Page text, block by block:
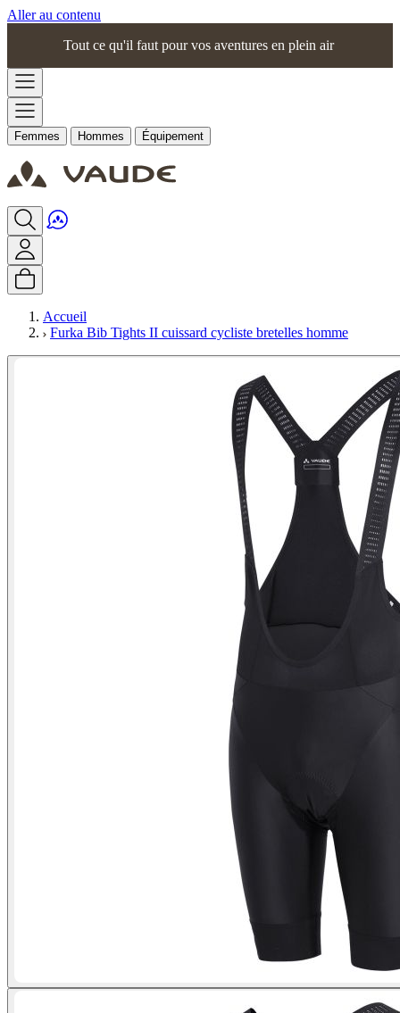
Aller au contenu
Tout ce qu'il faut pour vos aventures en plein air
Femmes Hommes Équipement
Accueil
Furka Bib Tights II cuissard cycliste bretelles homme